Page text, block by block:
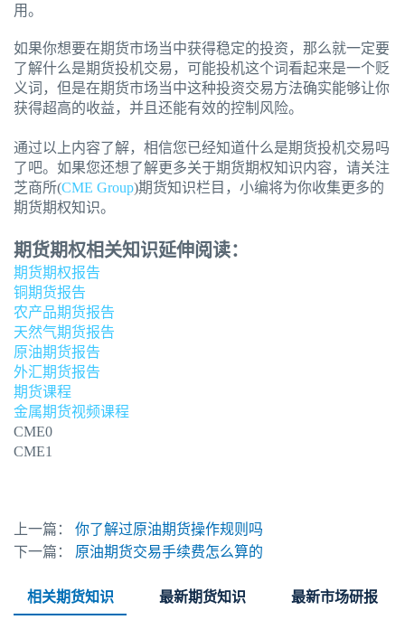
用。
如果你想要在期货市场当中获得稳定的投资，那么就一定要
了解什么是期货投机交易，可能投机这个词看起来是一个贬
义词，但是在期货市场当中这种投资交易方法确实能够让你
获得超高的收益，并且还能有效的控制风险。
通过以上内容了解，相信您已经知道什么是期货投机交易吗
了吧。如果您还想了解更多关于期货期权知识内容，请关注
芝商所(CME Group)期货知识栏目，小编将为你收集更多的
期货期权知识。
期货期权相关知识延伸阅读：
期货期权报告
铜期货报告
农产品期货报告
天然气期货报告
原油期货报告
外汇期货报告
期货课程
金属期货视频课程
CME0
CME1
上一篇：
你了解过原油期货操作规则吗
下一篇：
原油期货交易手续费怎么算的
相关期货知识 最新期货知识 最新市场研报